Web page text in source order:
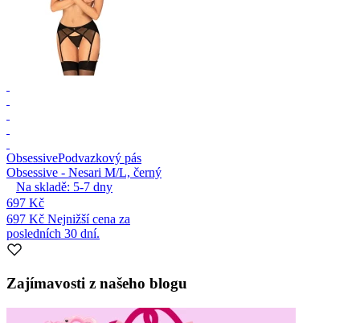
ObsessivePodvazkový pás
Obsessive - Nesari M/L, černý
Na skladě: 5-7 dny
697 Kč
697 Kč Nejnižší cena za
posledních 30 dní.
Zajímavosti z našeho blogu